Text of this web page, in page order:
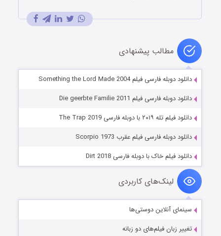
مطالب پیشنهادی
دانلود دوبله فارسی فیلم Something the Lord Made 2004
دانلود دوبله فارسی فیلم Die geerbte Familie 2011
دانلود فیلم تله ۲۰۱۹ با دوبله فارسی The Trap 2019
دانلود دوبله فارسی فیلم عقرب Scorpio 1973
دانلود فیلم خاک با دوبله فارسی Dirt 2018
لینک‌های کاربردی
سینمای آنلاین دوستی‌ها
تغییر زبان فیلم‌های دو زبانه